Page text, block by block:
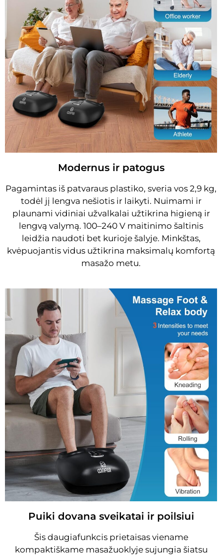
Modernus ir patogus
Pagamintas iš patvaraus plastiko, sveria vos 2,9 kg,
todėl jį lengva nešiotis ir laikyti. Nuimami ir
plaunami vidiniai užvalkalai užtikrina higieną ir
lengvą valymą. 100–240 V maitinimo šaltinis
leidžia naudoti bet kurioje šalyje. Minkštas,
kvėpuojantis vidus užtikrina maksimalų komfortą
masažo metu.
Puiki dovana sveikatai ir poilsiui
Šis daugiafunkcis prietaisas viename
kompaktiškame masažuoklyje sujungia šiatsu